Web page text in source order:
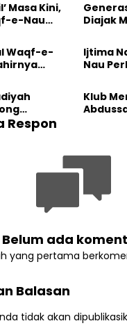
Masa Kini,
e-Nau
Diajak
Dunia
Waqf-e-
Ijtima
Nau
Masa
Lewat Edukasi Ekoteologi
Klub
Respon
Belum ada
yang pertama
Balasan
tidak akan